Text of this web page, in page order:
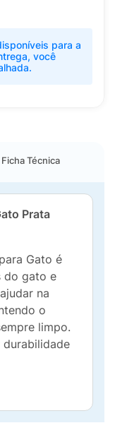
para a
você
Ficha Técnica
Prata
Gato é
do gato e
na
o
limpo.
durabilidade